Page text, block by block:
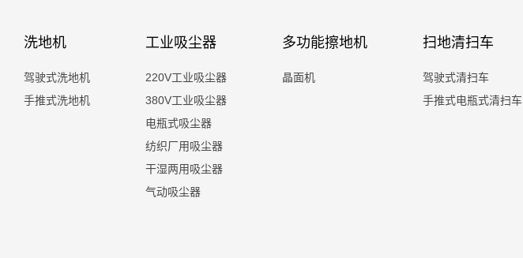
洗地机
驾驶式洗地机
手推式洗地机
工业吸尘器
220V工业吸尘器
380V工业吸尘器
电瓶式吸尘器
纺织厂用吸尘器
干湿两用吸尘器
气动吸尘器
多功能擦地机
晶面机
扫地清扫车
驾驶式清扫车
手推式电瓶式清扫车